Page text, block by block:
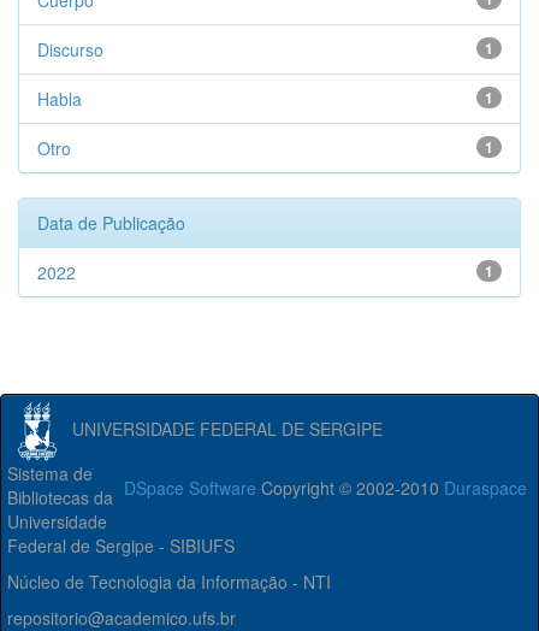
1
Discurso
1
Habla
1
Otro
Data de Publicação
1
2022
UNIVERSIDADE FEDERAL DE SERGIPE
DSpace Software Copyright © 2002-2010 Duraspace
Sistema de
Bibliotecas da
Universidade
Federal de Sergipe - SIBIUFS
Núcleo de Tecnologia da Informação - NTI
repositorio@academico.ufs.br